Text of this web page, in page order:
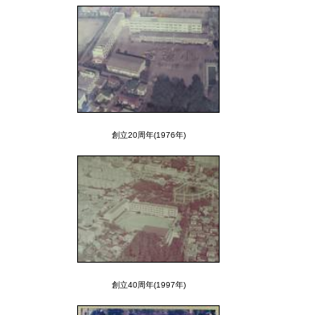
創立20周年(1976年)
創立40周年(1997年)